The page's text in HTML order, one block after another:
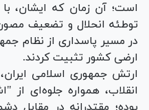
است؛ آن زمان که ایشان،
توطئه انحلال و تضعیف
در مسیر پاسداری از نظام
ارضی کشور تثبیت کردند.
ارتش جمهوری اسلامی
انقلاب، همواره جلوه‌ای از